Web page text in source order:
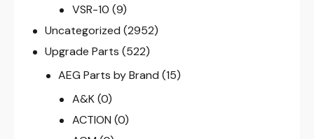
VSR-10 (9)
Uncategorized (2952)
Upgrade Parts (522)
AEG Parts by Brand (15)
A&K (0)
ACTION (0)